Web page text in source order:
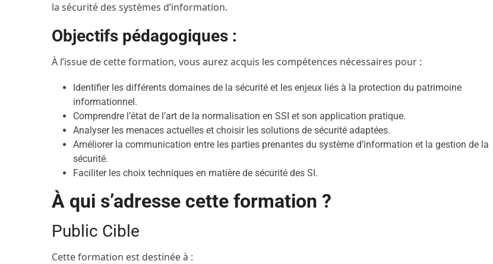
la sécurité des systèmes d’information.
Objectifs pédagogiques :
À l’issue de cette formation, vous aurez acquis les compétences nécessaires pour :
Identifier les différents domaines de la sécurité et les enjeux liés à la protection du patrimoine
informationnel.
Comprendre l’état de l’art de la normalisation en SSI et son application pratique.
Analyser les menaces actuelles et choisir les solutions de sécurité adaptées.
Améliorer la communication entre les parties prenantes du système d’information et la gestion de la
sécurité.
Faciliter les choix techniques en matière de sécurité des SI.
À qui s’adresse cette formation ?
Public Cible
Cette formation est destinée à :